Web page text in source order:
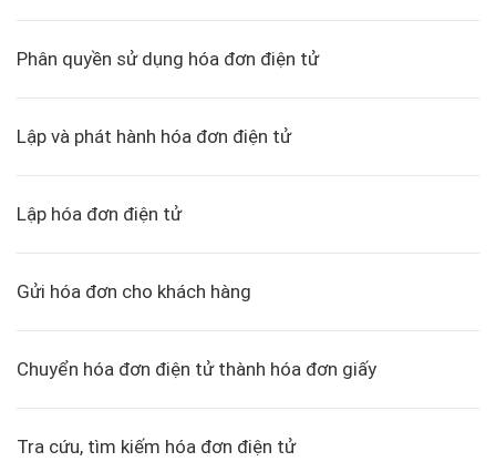
Phân quyền sử dụng hóa đơn điện tử
Lập và phát hành hóa đơn điện tử
Lập hóa đơn điện tử
Gửi hóa đơn cho khách hàng
Chuyển hóa đơn điện tử thành hóa đơn giấy
Tra cứu, tìm kiếm hóa đơn điện tử